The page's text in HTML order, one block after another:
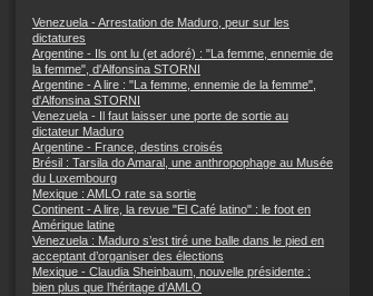
Venezuela - Arrestation de Maduro, peur sur les
dictatures
Argentine - Ils ont lu (et adoré) : "La femme, ennemie de
la femme", d'Alfonsina STORNI
Argentine - A lire : "La femme, ennemie de la femme",
d'Alfonsina STORNI
Venezuela - Il faut laisser une porte de sortie au
dictateur Maduro
Argentine - France, destins croisés
Brésil : Tarsila do Amaral, une anthropophage au Musée
du Luxembourg
Mexique : AMLO rate sa sortie
Continent - A lire, la revue "El Café latino" : le foot en
Amérique latine
Venezuela : Maduro s’est tiré une balle dans le pied en
acceptant d’organiser des élections
Mexique - Claudia Sheinbaum, nouvelle présidente :
bien plus que l’héritage d’AMLO